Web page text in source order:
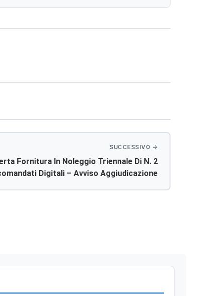
Fornitura In Noleggio Triennale Di N. 2
Digitali – Avviso Aggiudicazione